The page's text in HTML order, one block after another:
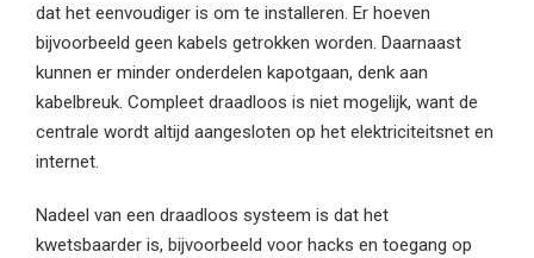
dat het eenvoudiger is om te installeren. Er hoeven
bijvoorbeeld geen kabels getrokken worden. Daarnaast
kunnen er minder onderdelen kapotgaan, denk aan
kabelbreuk. Compleet draadloos is niet mogelijk, want de
centrale wordt altijd aangesloten op het elektriciteitsnet en
internet.
Nadeel van een draadloos systeem is dat het
kwetsbaarder is, bijvoorbeeld voor hacks en toegang op